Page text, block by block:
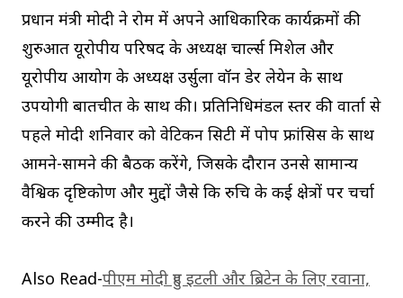
प्रधान मंत्री मोदी ने रोम में अपने आधिकारिक कार्यक्रमों की
शुरुआत यूरोपीय परिषद के अध्यक्ष चार्ल्स मिशेल और
यूरोपीय आयोग के अध्यक्ष उर्सुला वॉन डेर लेयेन के साथ
उपयोगी बातचीत के साथ की। प्रतिनिधिमंडल स्तर की वार्ता से
पहले मोदी शनिवार को वेटिकन सिटी में पोप फ्रांसिस के साथ
आमने-सामने की बैठक करेंगे, जिसके दौरान उनसे सामान्य
वैश्विक दृष्टिकोण और मुद्दों जैसे कि रुचि के कई क्षेत्रों पर चर्चा
करने की उम्मीद है।
Also Read-पीएम मोदी हुए इटली और ब्रिटेन के लिए रवाना,